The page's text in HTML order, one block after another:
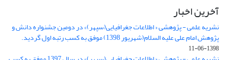
آخرین اخبار
نشریه علمی - پژوهشی « اطلاعات جغرافیایی(سپهر)» در دومین جشنواره دانش و
پژوهش امام علی علیه السلام(شهریور 1398) موفق به کسب رتبه اول گردید.
1398-06-11